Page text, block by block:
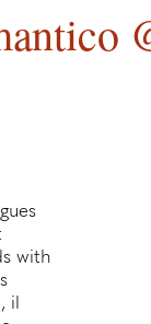
with
il